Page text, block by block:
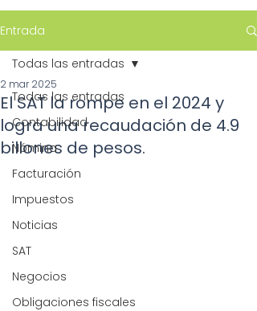
Entrada
Todas las entradas
Contabilidad
Nómina
Facturación
Impuestos
Noticias
SAT
Negocios
Obligaciones fiscales
Todas las entradas
El SAT la rompe en el 2024 y
logra una recaudación de 4.9
billones de pesos.
2 mar 2025